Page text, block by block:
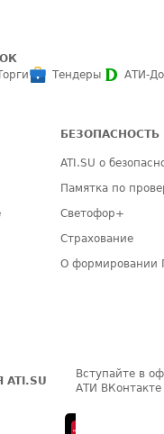
Тендеры АТИ-
БЕЗОПАСНОСТЬ
ATI.SU о
Памятка по
Светофор+
Страхование
О формировании
Вступайте в
АТИ ВКонтакте